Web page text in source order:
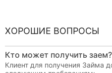
ХОРОШИЕ ВОПРОСЫ
Кто может получить заем?
Клиент для получения Займа